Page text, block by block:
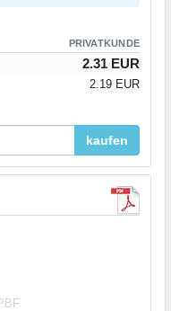
PRIVATKUNDE
2.31 EUR
2.19 EUR
kaufen